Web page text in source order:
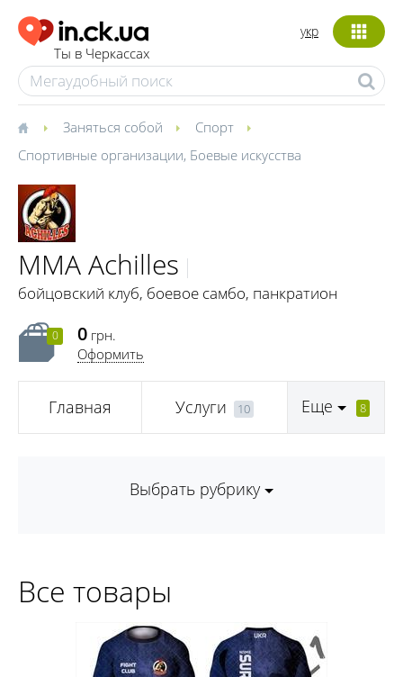
Ты в Черкассах
укр
Заняться собой
Спорт
Спортивные организации, Боевые искусства
MMA Achilles
бойцовский клуб, боевое самбо, панкратион
0 0 грн.
Оформить
Главная Услуги 10 Еще 8
Выбрать рубрику
Все товары